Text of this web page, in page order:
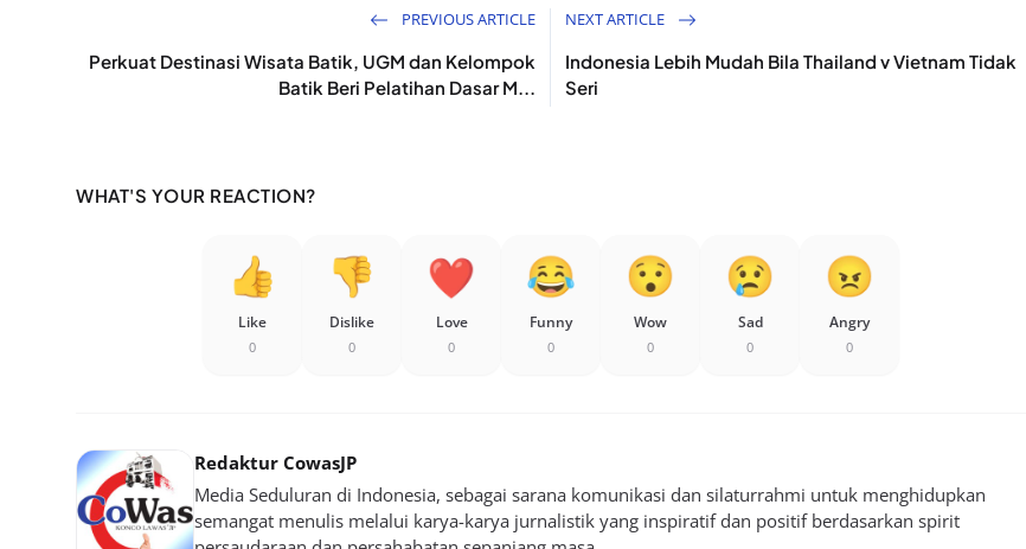
PREVIOUS ARTICLE
Perkuat Destinasi Wisata Batik, UGM dan Kelompok
Batik Beri Pelatihan Dasar M...
NEXT ARTICLE
Indonesia Lebih Mudah Bila Thailand v Vietnam Tidak
Seri
WHAT'S YOUR REACTION?
Like
0
Dislike
0
Love
0
Funny
0
Wow
0
Sad
0
Angry
0
Redaktur CowasJP
Media Seduluran di Indonesia, sebagai sarana komunikasi dan silaturrahmi untuk menghidupkan
semangat menulis melalui karya-karya jurnalistik yang inspiratif dan positif berdasarkan spirit